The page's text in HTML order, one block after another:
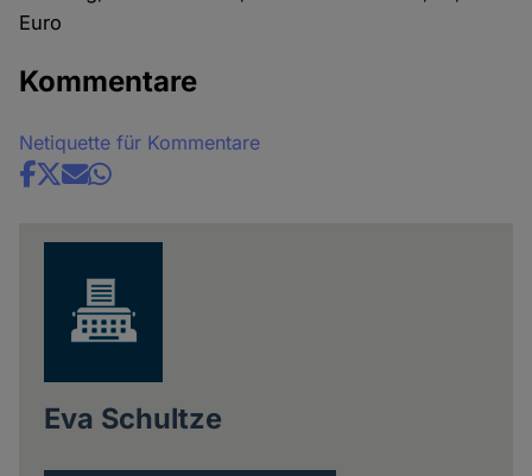
Euro
Kommentare
Netiquette für Kommentare
Share
Eva Schultze